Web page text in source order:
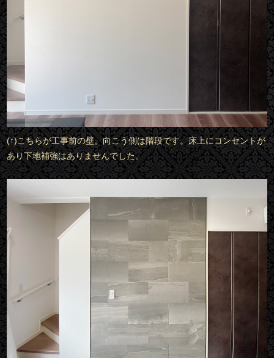
(↑)こちらが工事前の壁。向こう側は階段です。床上にコンセントが
あり下地補強はありませんでした。